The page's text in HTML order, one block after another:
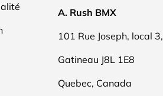
A. Rush BMX
101 Rue Joseph, local 3,
Gatineau J8L 1E8
Quebec, Canada